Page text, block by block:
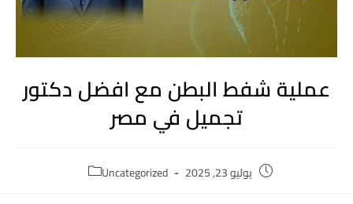
عملية شفط البطن مع افضل دكتور
تجميل في مصر
يوليو 23, 2025 Uncategorized